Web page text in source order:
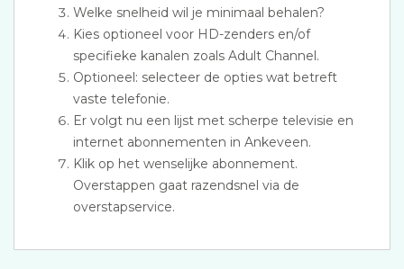
Welke snelheid wil je minimaal behalen?
Kies optioneel voor HD-zenders en/of
specifieke kanalen zoals Adult Channel.
Optioneel: selecteer de opties wat betreft
vaste telefonie.
Er volgt nu een lijst met scherpe televisie en
internet abonnementen in Ankeveen.
Klik op het wenselijke abonnement.
Overstappen gaat razendsnel via de
overstapservice.